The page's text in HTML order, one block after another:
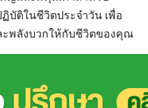
ติในชีวิตประจำวัน เพื่อ
ะพลังบวกให้กับชีวิตของคุณ